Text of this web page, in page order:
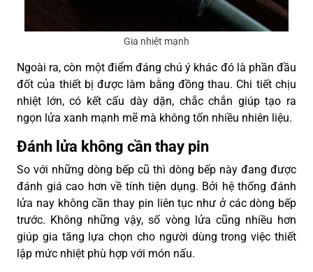
Gia nhiệt mạnh
Ngoài ra, còn một điểm đáng chú ý khác đó là phần đầu
đốt của thiết bị được làm bằng đồng thau. Chi tiết chịu
nhiệt lớn, có kết cấu dày dặn, chắc chắn giúp tạo ra
ngọn lửa xanh mạnh mẽ mà không tốn nhiều nhiên liệu.
Đánh lửa không cần thay pin
So với những dòng bếp cũ thì dòng bếp này đang được
đánh giá cao hơn về tính tiện dụng. Bởi hệ thống đánh
lửa nay không cần thay pin liên tục như ở các dòng bếp
trước. Không những vậy, số vòng lửa cũng nhiều hơn
giúp gia tăng lựa chọn cho người dùng trong việc thiết
lập mức nhiệt phù hợp với món nấu.